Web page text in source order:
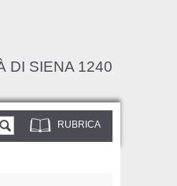
DI SIENA 1240
RUBRICA